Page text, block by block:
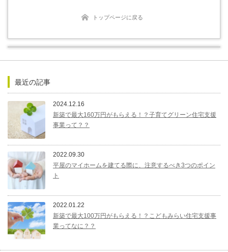
トップページに戻る
最近の記事
2024.12.16
新築で最大160万円がもらえる！？子育てグリーン住宅支援
事業って？？
2022.09.30
平屋のマイホームを建てる際に、注意するべき3つのポイン
ト
2022.01.22
新築で最大100万円がもらえる！？こどもみらい住宅支援事
業ってなに？？